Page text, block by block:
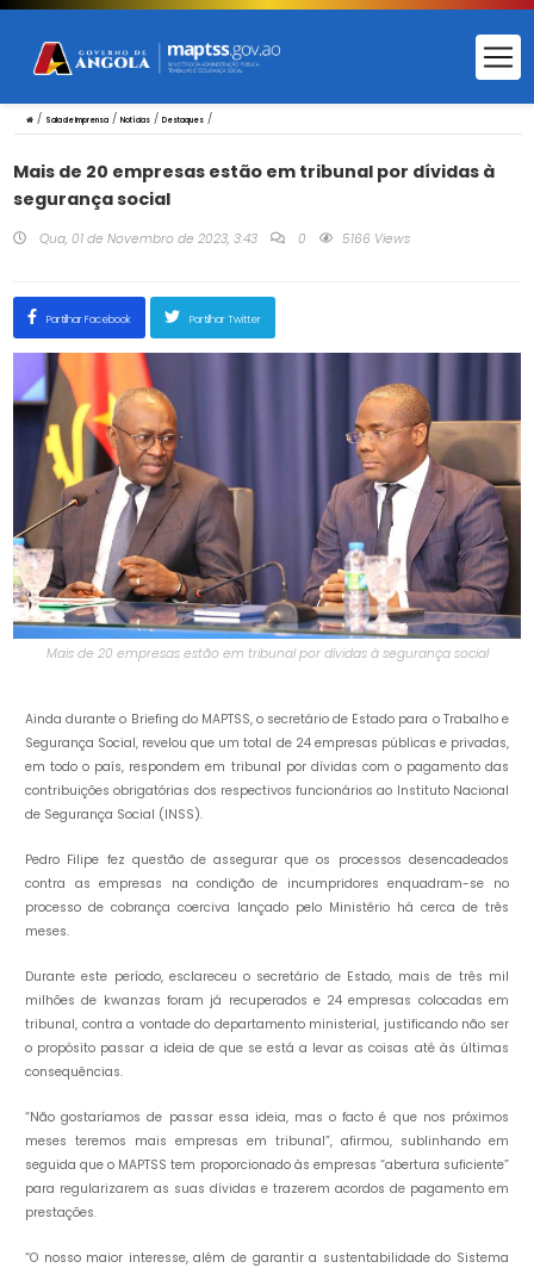
/ Sala de Imprensa/ Notícias/ Destaques/
Mais de 20 empresas estão em tribunal por dívidas à
segurança social
Qua, 01 de Novembro de 2023, 3:43 0 5166 Views
Partilhar Facebook Partilhar Twitter
Mais de 20 empresas estão em tribunal por dívidas à segurança social
Ainda durante o Briefing do MAPTSS, o secretário de Estado para o Trabalho e
Segurança Social, revelou que um total de 24 empresas públicas e privadas,
em todo o país, respondem em tribunal por dívidas com o pagamento das
contribuições obrigatórias dos respectivos funcionários ao Instituto Nacional
de Segurança Social (INSS).
Pedro Filipe fez questão de assegurar que os processos desencadeados
contra as empresas na condição de incumpridores enquadram-se no
processo de cobrança coerciva lançado pelo Ministério há cerca de três
meses.
Durante este período, esclareceu o secretário de Estado, mais de três mil
milhões de kwanzas foram já recuperados e 24 empresas colocadas em
tribunal, contra a vontade do departamento ministerial, justificando não ser
o propósito passar a ideia de que se está a levar as coisas até às últimas
consequências.
“Não gostaríamos de passar essa ideia, mas o facto é que nos próximos
meses teremos mais empresas em tribunal”, afirmou, sublinhando em
seguida que o MAPTSS tem proporcionado às empresas “abertura suficiente”
para regularizarem as suas dívidas e trazerem acordos de pagamento em
prestações.
“O nosso maior interesse, além de garantir a sustentabilidade do Sistema